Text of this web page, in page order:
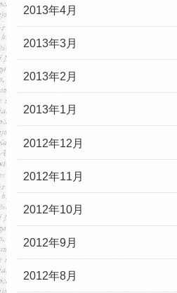
2013年4月
2013年3月
2013年2月
2013年1月
2012年12月
2012年11月
2012年10月
2012年9月
2012年8月